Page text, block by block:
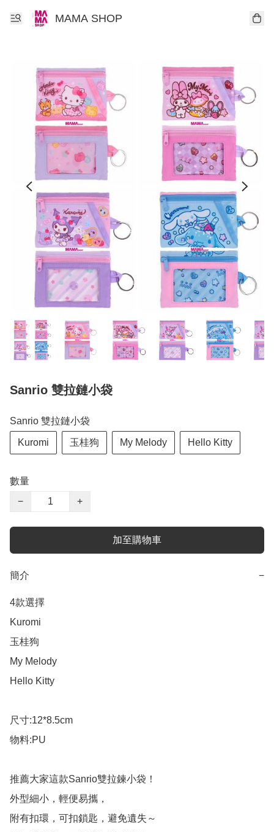
MAMA SHOP
Sanrio 雙拉鏈小袋
Sanrio 雙拉鏈小袋
Kuromi 玉桂狗 My Melody Hello Kitty
數量
−
+
加至購物車
簡介 −
4款選擇
Kuromi
玉桂狗
My Melody
Hello Kitty
尺寸:12*8.5cm
物料:PU
推薦大家這款Sanrio雙拉鍊小袋！
外型細小，輕便易攜，
附有扣環，可扣鎖匙，避免遺失～